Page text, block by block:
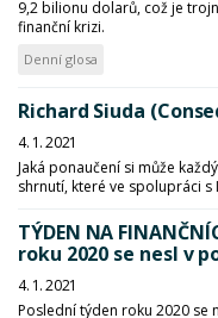
9,2 bilionu dolarů, což je
finanční krizi.
Denní glosa
Richard Siuda
4. 1. 2021
Jaká ponaučení si může
shrnutí, které ve spolupráci s
TÝDEN NA
roku 2020 se nesl v
4. 1. 2021
Poslední týden roku 2020 se